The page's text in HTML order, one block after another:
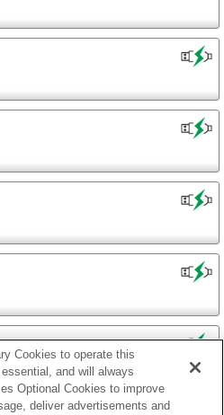
Cookies to operate this
and will always
Optional Cookies to improve
deliver advertisements and